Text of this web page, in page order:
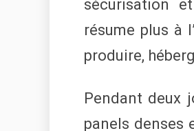
sécurisation
résume plus à
produire,
Pendant deux
panels denses